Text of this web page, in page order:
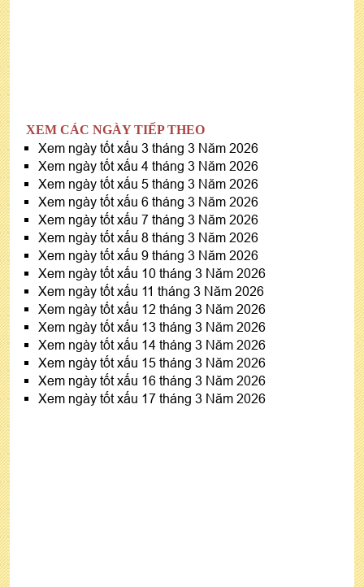
XEM CÁC NGÀY TIẾP THEO
Xem ngày tốt xấu 3 tháng 3 Năm 2026
Xem ngày tốt xấu 4 tháng 3 Năm 2026
Xem ngày tốt xấu 5 tháng 3 Năm 2026
Xem ngày tốt xấu 6 tháng 3 Năm 2026
Xem ngày tốt xấu 7 tháng 3 Năm 2026
Xem ngày tốt xấu 8 tháng 3 Năm 2026
Xem ngày tốt xấu 9 tháng 3 Năm 2026
Xem ngày tốt xấu 10 tháng 3 Năm 2026
Xem ngày tốt xấu 11 tháng 3 Năm 2026
Xem ngày tốt xấu 12 tháng 3 Năm 2026
Xem ngày tốt xấu 13 tháng 3 Năm 2026
Xem ngày tốt xấu 14 tháng 3 Năm 2026
Xem ngày tốt xấu 15 tháng 3 Năm 2026
Xem ngày tốt xấu 16 tháng 3 Năm 2026
Xem ngày tốt xấu 17 tháng 3 Năm 2026